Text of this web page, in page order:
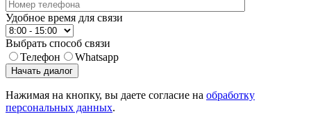
Удобное время для связи
Выбрать способ связи
Телефон
Whatsapp
Начать диалог
Нажимая на кнопку, вы даете согласие на обработку
персональных данных.